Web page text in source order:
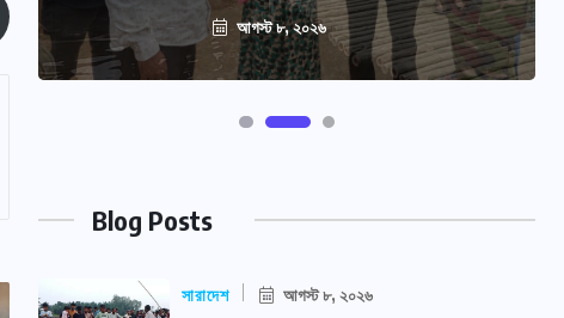
আগস্ট ৮, ২০২৬
Blog Posts
সারাদেশ আগস্ট ৮, ২০২৬